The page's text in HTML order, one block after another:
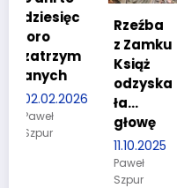
Rzeźba
z Zamku
Książ
odzyska
ła…
głowę
BANKO
MATOW
Ą I
PIENIĄD
ZE
Szpur